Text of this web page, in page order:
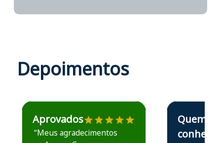
Depoimentos
Estudante José recomenda o Aprova Concursos em
Aprovados
“Meus agradecimentos
Estudante Elais
Quem
conhece,